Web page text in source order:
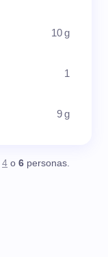
10 g
1
9 g
4 o 6 personas.